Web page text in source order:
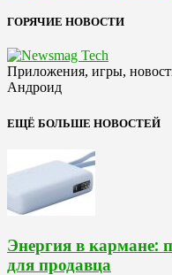
ГОРЯЧИЕ НОВОСТИ
Приложения, игры,
Андроид
ЕЩЁ БОЛЬШЕ НОВОСТЕЙ
Энергия в кармане:
для продавца